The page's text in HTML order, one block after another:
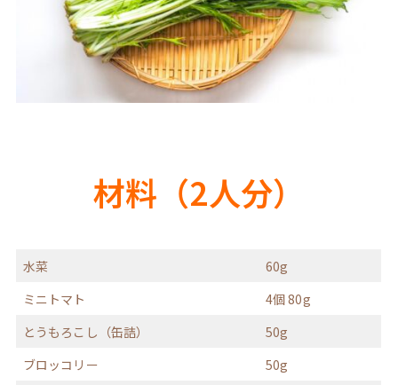
材料（2人分）
水菜
60g
ミニトマト
4個 80g
とうもろこし（缶詰）
50g
ブロッコリー
50g